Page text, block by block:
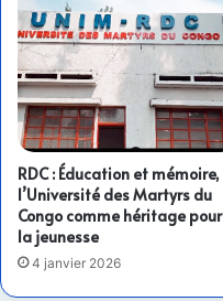
RDC : Éducation et mémoire,
l’Université des Martyrs du
Congo comme héritage pour
la jeunesse
4 janvier 2026